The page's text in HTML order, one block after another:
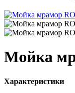
Мойка
Характеристики